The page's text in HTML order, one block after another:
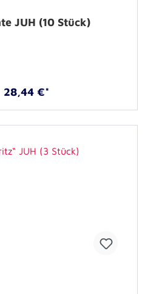
JUH (10 Stück)
28,44 €*